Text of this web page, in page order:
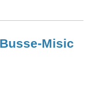
Busse-Misic